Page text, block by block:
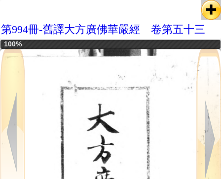
第994冊-舊譯大方廣佛華嚴經 卷第五十三
100%